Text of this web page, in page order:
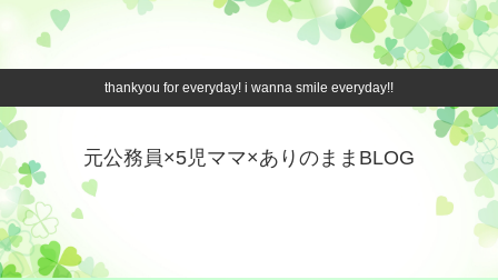
thankyou for everyday! i wanna smile everyday!!
元公務員×5児ママ×ありのままBLOG